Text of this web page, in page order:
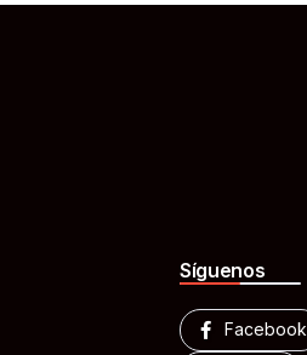
Síguenos
Facebook